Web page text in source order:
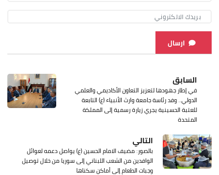
ارسال
السابق
في إطار جهودها لتعزيز التعاون الأكاديمي والعلمي
الدولي.. وفد رئاسة جامعة وارث الأنبياء (ع) التابعة
للعتبة الحسينية يجري زيارة رسمية إلى المملكة
المتحدة
التالي
بالصور: مضيف الامام الحسين (ع) يواصل دعمه لعوائل
الوافدين من الشعب اللبناني إلى سوريا من خلال توصيل
وجبات الطعام إلى أماكن سكناها